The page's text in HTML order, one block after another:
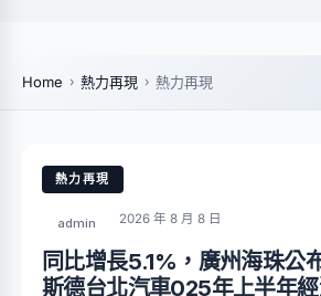
Home 熱力再現 熱力再現
熱力再現
admin 2026 年 8 月 8 日
同比增長5.1%，廣州海珠公
斯德台北汽車025年上半年